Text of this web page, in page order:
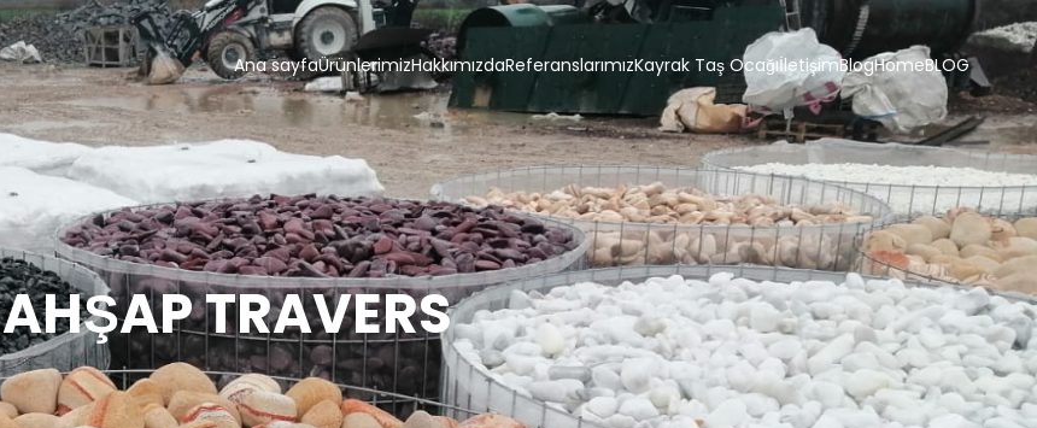
Ana sayfaÜrünlerimizHakkımızdaReferanslarımızKayrak Taş OcağıİletişimBlogHomeBLOG
AHŞAP TRAVERS